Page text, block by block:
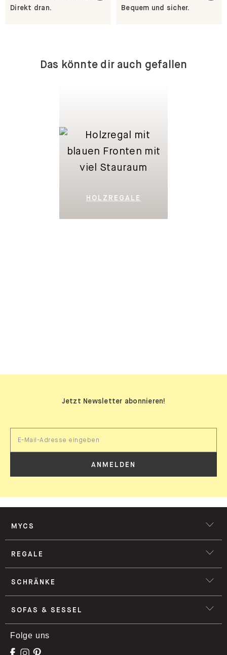
Direkt dran.
Bequem und sicher.
Das könnte dir auch gefallen
HOLZREGALE
Jetzt Newsletter abonnieren!
ANMELDEN
MYCS
REGALE
SCHRÄNKE
SOFAS & SESSEL
Folge uns